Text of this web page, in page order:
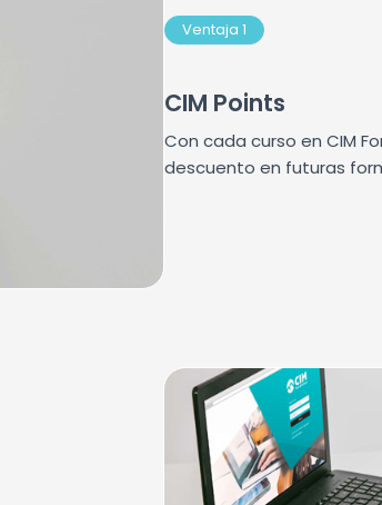
Ventaja 1
CIM Points
Con cada curso en CIM
descuento en futuras